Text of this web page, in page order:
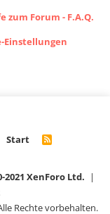
zum Forum - F.A.Q.
Einstellungen
Start
R
2021 XenForo Ltd.
|
Rechte vorbehalten.